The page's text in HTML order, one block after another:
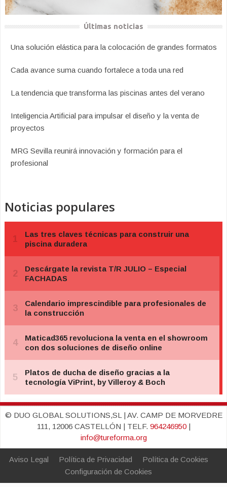
Últimas noticias
Una solución elástica para la colocación de grandes formatos
Cada avance suma cuando fortalece a toda una red
La tendencia que transforma las piscinas antes del verano
Inteligencia Artificial para impulsar el diseño y la venta de
proyectos
MRG Sevilla reunirá innovación y formación para el
profesional
Noticias populares
© DUO GLOBAL SOLUTIONS,SL | AV. CAMP DE MORVEDRE
111, 12006 CASTELLÓN | TELF. 964246950|
info@tureforma.org
Aviso Legal Política de Privacidad
Política de Cookies
Configuración de Cookies